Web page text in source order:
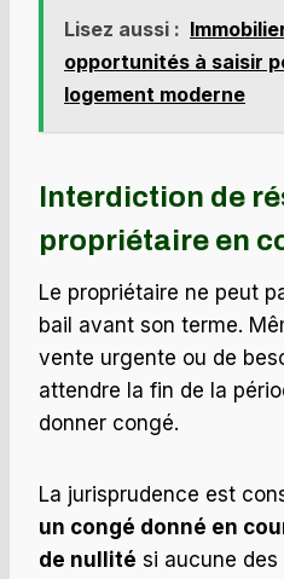
Lisez aussi :
opportunités à saisir
logement moderne
Interdiction de
propriétaire en
Le propriétaire ne peut
bail avant son terme.
vente urgente ou de
attendre la fin de la
donner congé.
La jurisprudence est
un congé donné en
de nullité si aucune